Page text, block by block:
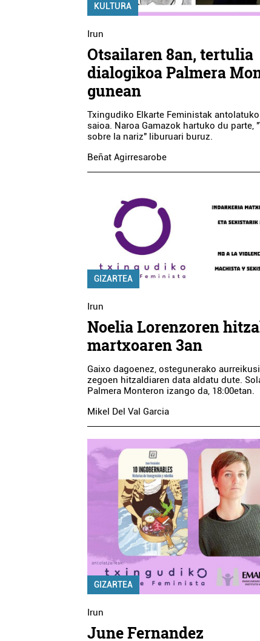
KULTURA
Irun
Otsailaren 8an, tertulia
dialogikoa Palmera
gunean
Txingudiko Elkarte Feministak
saioa. Naroa Gamazok hartuko du parte,
sobre la nariz" liburuari buruz.
Beñat Agirresarobe
GIZARTEA
Irun
Noelia Lorenzoren
martxoaren 3an
Gaixo dagoenez, ostegunerako
zegoen hitzaldiaren data aldatu dute.
Palmera Monteron izango da, 18:00etan.
Mikel Del Val Garcia
GIZARTEA
Irun
June Fernandez